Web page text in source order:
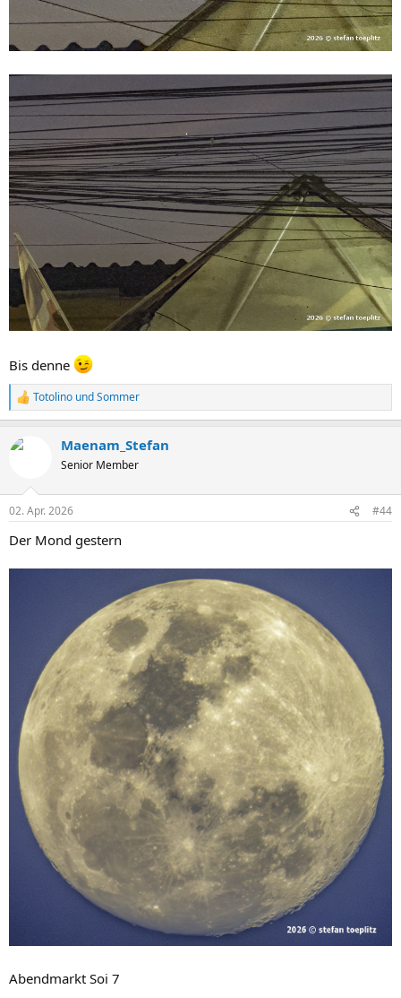
Bis denne
R
e
k
e
:
Totolino undSommer
Maenam_Stefan
Senior Member
02. Apr. 2026 #44
Der Mond gestern
Abendmarkt Soi 7